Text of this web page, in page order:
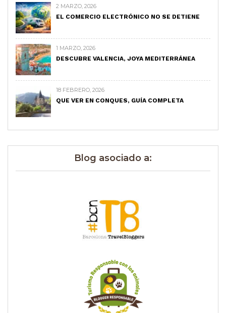
2 MARZO, 2026
EL COMERCIO ELECTRÓNICO NO SE DETIENE
1 MARZO, 2026
DESCUBRE VALENCIA, JOYA MEDITERRÁNEA
18 FEBRERO, 2026
QUE VER EN CONQUES, GUÍA COMPLETA
Blog asociado a: